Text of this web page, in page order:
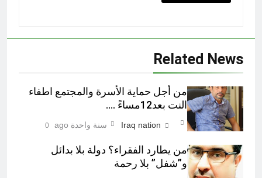
Related News
من أجل حماية الأسرة والمجتمع اطفاء
النت بعد12مساءً ….
Iraq nation سنة واحدة ago 0
من يطارد الفقراء؟ دولة بلا بدائل
و”شفل” بلا رحمة